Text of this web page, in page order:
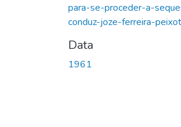
para-se-proceder-a-
conduz-joze-ferreira-
Data
1961